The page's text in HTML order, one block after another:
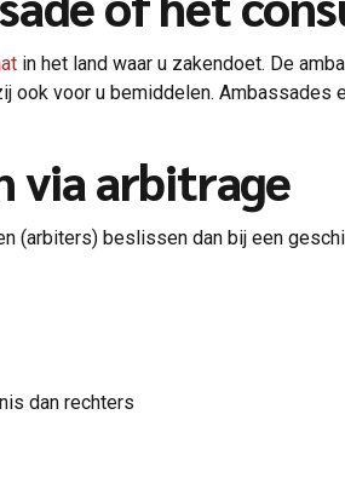
in het land waar u zakendoet. De
voor u bemiddelen.
via arbitrage
(arbiters) beslissen dan bij een
dan rechters